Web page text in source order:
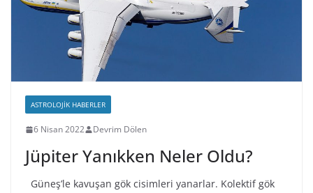
ASTROLOJIK HABERLER
6 Nisan 2022 Devrim Dölen
Jüpiter Yanıkken Neler Oldu?
Güneş’le kavuşan gök cisimleri yanarlar. Kolektif gök